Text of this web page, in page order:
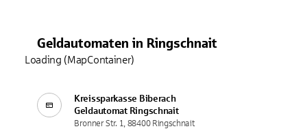
Geldautomaten in Ringschnait
Kreissparkasse Biberach
Geldautomat Ringschnait
Bronner Str. 1, 88400 Ringschnait
Loading (MapContainer)